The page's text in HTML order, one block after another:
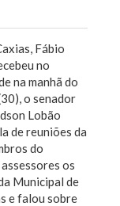
Fábio
no
na manhã do
o senador
Lobão
de reuniões da
do
os
Municipal de
e falou sobre